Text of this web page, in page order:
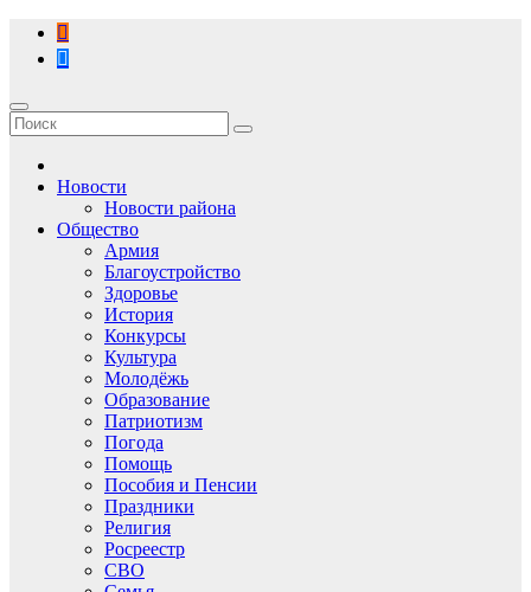
Перейти
содержимому
Новости
Новости района
Общество
Армия
Благоустройство
Здоровье
История
Конкурсы
Культура
Молодёжь
Образование
Патриотизм
Погода
Помощь
Пособия и Пенсии
Праздники
Религия
Росреестр
СВО